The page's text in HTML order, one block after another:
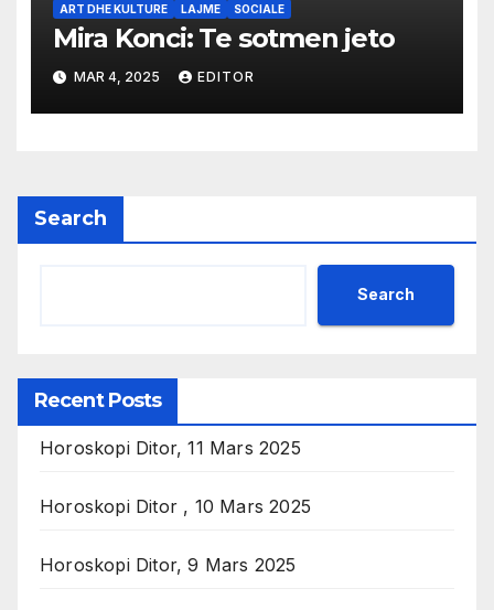
ART DHE KULTURE LAJME SOCIALE
Mira Konci: Te sotmen jeto
MAR 4, 2025 EDITOR
Search
Search
Recent Posts
Horoskopi Ditor, 11 Mars 2025
Horoskopi Ditor , 10 Mars 2025
Horoskopi Ditor, 9 Mars 2025